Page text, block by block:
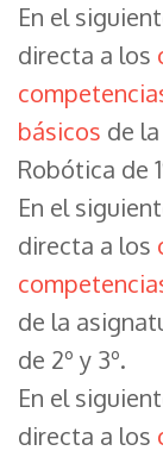
En el
directa a los
básicos de
Robótica de
En el
directa a los
de la
de 2º y 3º.
En el
directa a los